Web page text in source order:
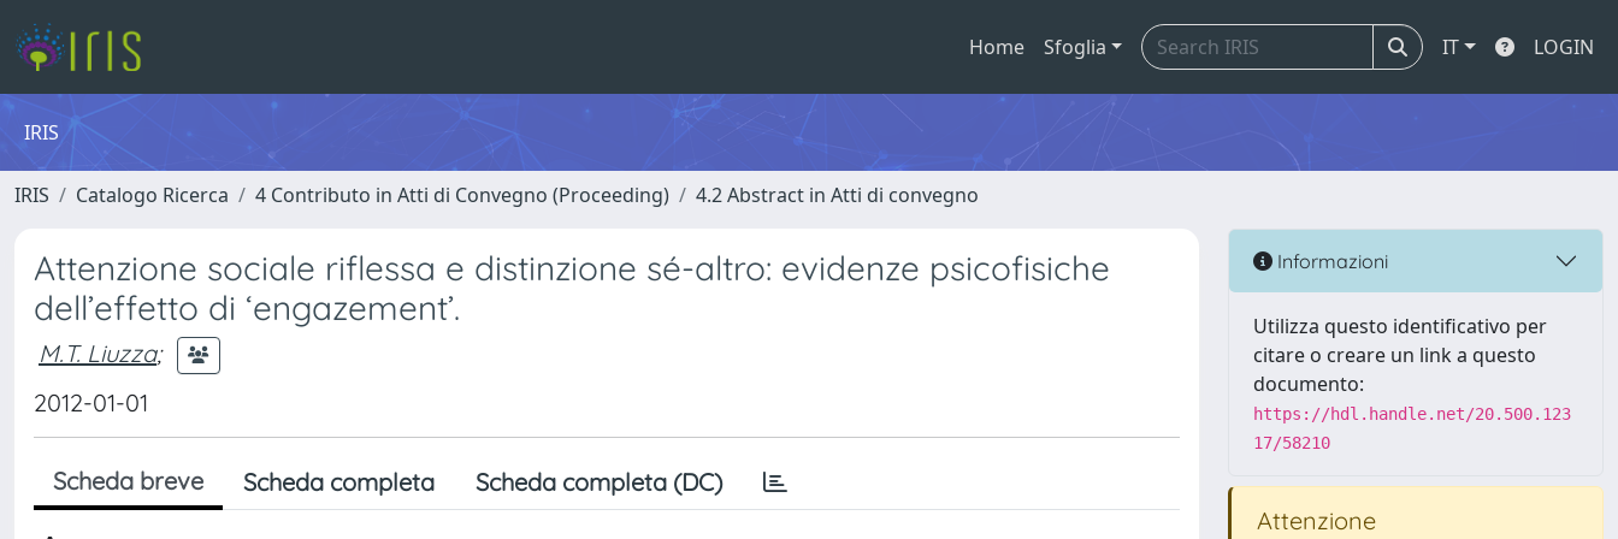
Home Sfoglia IT LOGIN
IRIS
IRIS Catalogo Ricerca 4 Contributo in Atti di Convegno (Proceeding) 4.2 Abstract in Atti di convegno
Attenzione sociale riflessa e distinzione sé-altro: evidenze psicofisiche
dell’effetto di ‘engazement’.
M.T. Liuzza;
2012-01-01
Scheda breve Scheda completa Scheda completa (DC)
Informazioni
Utilizza questo identificativo per
citare o creare un link a questo
documento:
https://hdl.handle.net/20.500.123
17/58210
Attenzione